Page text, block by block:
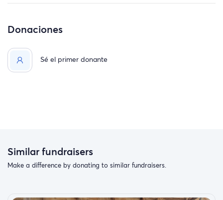
Donaciones
Sé el primer donante
Similar fundraisers
Make a difference by donating to similar fundraisers.